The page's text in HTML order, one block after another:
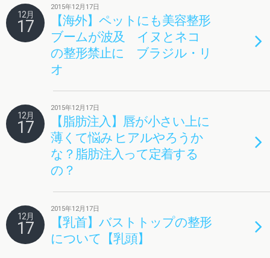
12月
17
2015年12月17日
【海外】ペットにも美容整形
ブームが波及 イヌとネコ
の整形禁止に ブラジル・リ
オ
12月
17
2015年12月17日
【脂肪注入】唇が小さい上に
薄くて悩み ヒアルやろうか
な？脂肪注入って定着する
の？
12月
17
2015年12月17日
【乳首】バストトップの整形
について【乳頭】